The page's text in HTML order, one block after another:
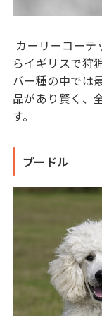
カーリーコー
らイギリスで狩
バー種の中では
品があり賢く、
す。
プードル